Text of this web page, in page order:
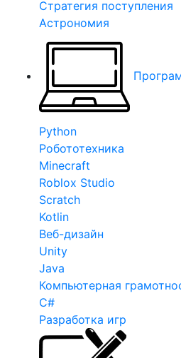
Стратегия поступления
Астрономия
Python
Робототехника
Minecraft
Roblox Studio
Scratch
Kotlin
Веб-дизайн
Unity
Java
Компьютерная
C#
Разработка игр